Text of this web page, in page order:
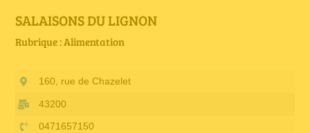
E-book
Petites annonces
SALAISONS DU LIGNON
Rubrique : Alimentation
160, rue de Chazelet
43200
0471657150